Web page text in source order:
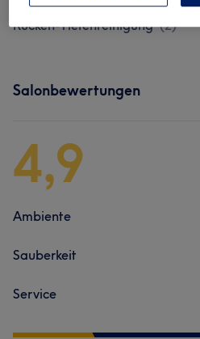
Rücken-Tiefenreinigung (2)
Salonbewertungen
4,9
Ambiente
Sauberkeit
Service